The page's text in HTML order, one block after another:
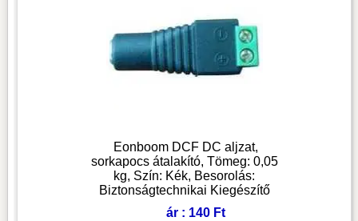
Eonboom DCF DC aljzat,
sorkapocs átalakító, Tömeg: 0,05
kg, Szín: Kék, Besorolás:
Biztonságtechnikai Kiegészítő
ár : 140 Ft